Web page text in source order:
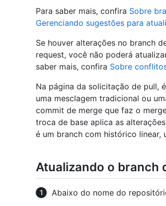
Para saber mais, confira Sobre
Gerenciando sugestões para
Se houver alterações no branch
request, você não poderá
saber mais, confira Sobre
Na página da solicitação de pull,
uma mesclagem tradicional ou
commit de merge que faz o
troca de base aplica as
é um branch com histórico linear,
Atualizando o branch
Abaixo do nome do